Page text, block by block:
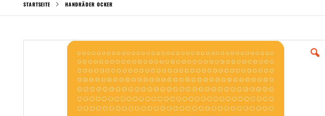
STARTSEITE HANDRÄDER OCKER